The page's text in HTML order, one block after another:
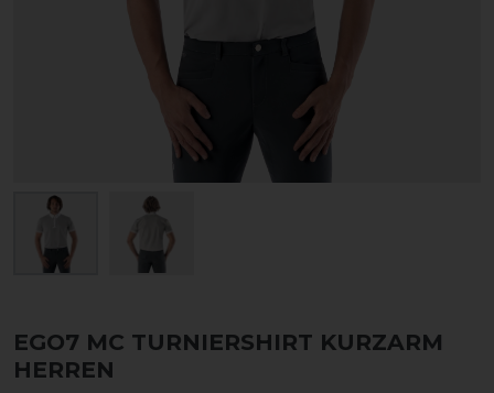
EGO7 MC TURNIERSHIRT KURZARM
HERREN